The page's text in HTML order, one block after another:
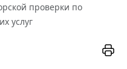
проверки по
услуг